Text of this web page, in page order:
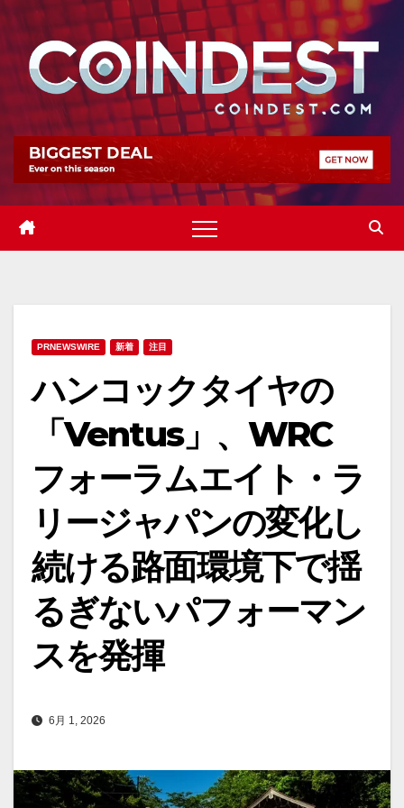
Skip
content
PRNEWSWIRE 新着 注目
ハンコックタイヤの
「Ventus」、WRC
フォーラムエイト・ラ
リージャパンの変化し
続ける路面環境下で揺
るぎないパフォーマン
スを発揮
6月 1, 2026